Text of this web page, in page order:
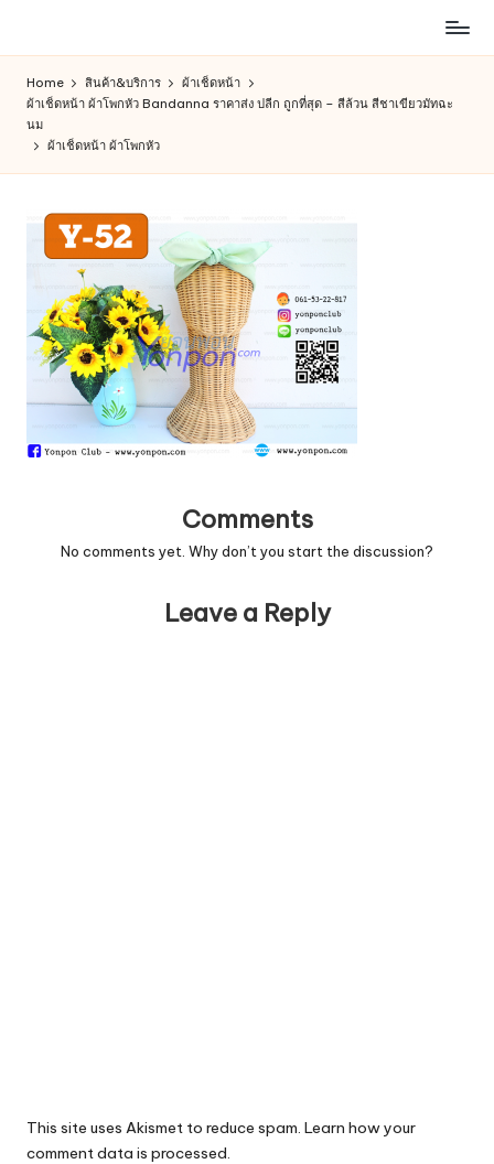
content
สินค้า
ออนไลน์
เพื่อ
คน
การ
Home สินค้า&บริการ
ผ้าเช็ดหน้า
ผ้าเช็ดหน้า ผ้าโพกหัว Bandanna ราคาส่ง ปลีก ถูกที่สุด – สีล้วน สีชาเขียวมัทฉะ
นม
ผ้าเช็ดหน้า ผ้าโพกหัว
Comments
No comments yet. Why don’t you start the discussion?
Leave a Reply
This site uses Akismet to reduce spam. Learn how your
comment data is processed.